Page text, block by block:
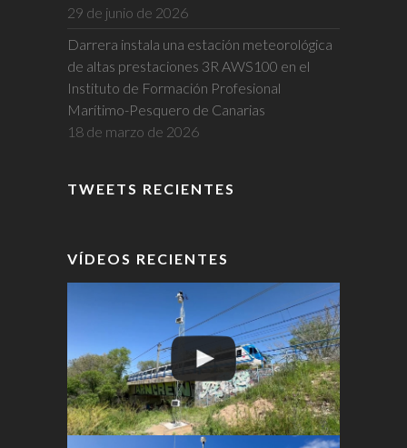
29 de junio de 2026
Darrera instala una estación meteorológica
de altas prestaciones 3R AWS100 en el
Instituto de Formación Profesional
Marítimo-Pesquero de Canarias
18 de marzo de 2026
TWEETS RECIENTES
VÍDEOS RECIENTES